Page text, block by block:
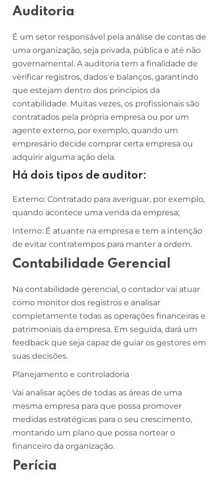
Auditoria
É um setor responsável pela análise de contas de
uma organização, seja privada, pública e até não
governamental. A auditoria tem a finalidade de
verificar registros, dados e balanços, garantindo
que estejam dentro dos princípios da
contabilidade. Muitas vezes, os profissionais são
contratados pela própria empresa ou por um
agente externo, por exemplo, quando um
empresário decide comprar certa empresa ou
adquirir alguma ação dela.
Há dois tipos de auditor:
Externo: Contratado para averiguar, por exemplo,
quando acontece uma venda da empresa;
Interno: É atuante na empresa e tem a intenção
de evitar contratempos para manter a ordem.
Contabilidade Gerencial
Na contabilidade gerencial, o contador vai atuar
como monitor dos registros e analisar
completamente todas as operações financeiras e
patrimoniais da empresa. Em seguida, dará um
feedback que seja capaz de guiar os gestores em
suas decisões.
Planejamento e controladoria
Vai analisar ações de todas as áreas de uma
mesma empresa para que possa promover
medidas estratégicas para o seu crescimento,
montando um plano que possa nortear o
financeiro da organização.
Perícia